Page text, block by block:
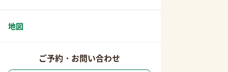
地図
ご予約・お問い合わせ